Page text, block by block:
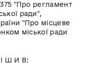
"Про регламент
ради",
"Про місцеве
міської ради
В: